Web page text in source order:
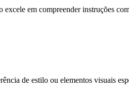
em compreender instruções
de estilo ou elementos visuais